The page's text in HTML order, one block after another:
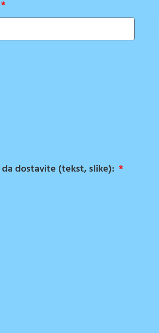
dostavite (tekst, slike):